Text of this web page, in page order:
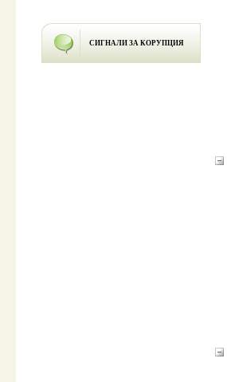
СИГНАЛИ ЗА КОРУПЦИЯ